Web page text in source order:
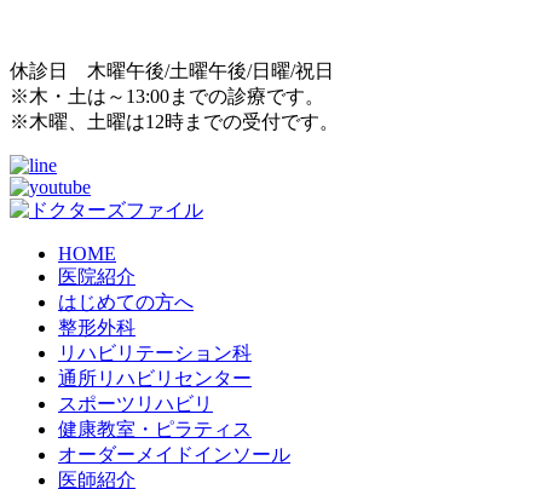
休診日 木曜午後/土曜午後/日曜/祝日
※木・土は～13:00までの診療です。
※木曜、土曜は12時までの受付です。
HOME
医院紹介
はじめての方へ
整形外科
リハビリテーション科
通所リハビリセンター
スポーツリハビリ
健康教室・ピラティス
オーダーメイドインソール
医師紹介